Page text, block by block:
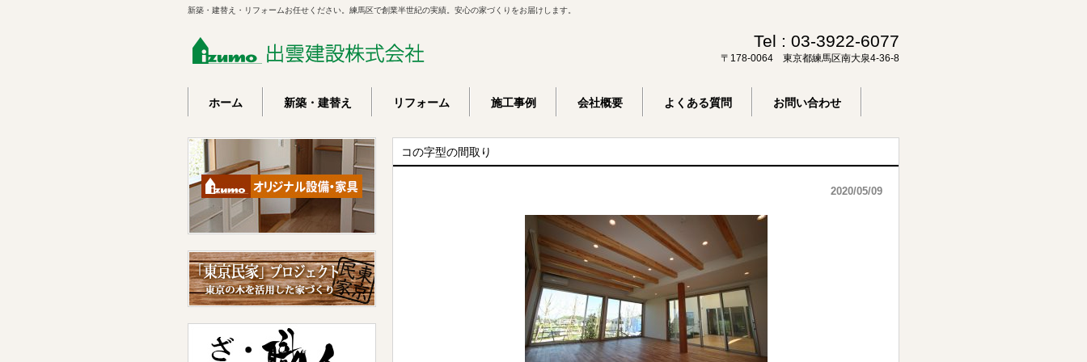
新築・建替え・リフォームお任せください。練馬区で創業半世紀の実績。安心の家づくりをお届けします。
Tel : 03-3922-6077
〒178-0064 東京都練馬区南大泉4-36-8
ホーム 新築・建替え リフォーム 施工事例 会社概要 よくある質問 お問い合わせ
コの字型の間取り
2020/05/09